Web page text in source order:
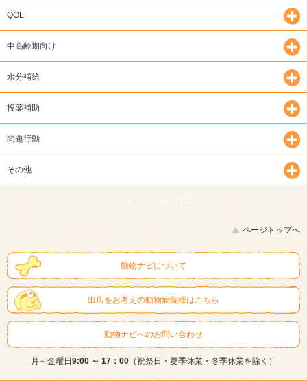
QOL
中高齢期向け
水分補給
投薬補助
問題行動
その他
スマートフォン | PC
ページトップへ
動物ナビについて
出店をお考えの動物病院様はこちら
動物ナビへのお問い合わせ
月～金曜日9:00 ～ 17：00（祝祭日・夏季休業・冬季休業を除く）